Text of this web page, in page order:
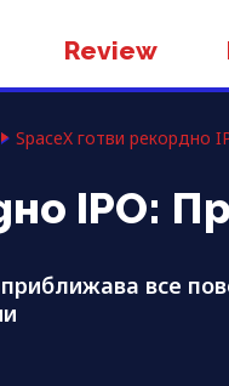
Review
SpaceX готви рекордно
IPO:
все